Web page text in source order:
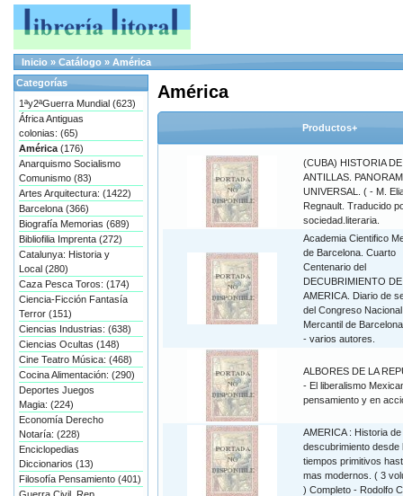
Inicio » Catálogo » América
América
Productos+
(CUBA) HISTORIA
ANTILLAS.
UNIVERSAL. ( - M.
Regnault. Traducido
sociedad.literaria.
Academia Cientifico
de Barcelona. Cuarto
Centenario del
DECUBRIMIENTO DE
AMERICA. Diario de
del Congreso Nacional
Mercantil de
- varios autores.
ALBORES DE LA
- El liberalismo
pensamiento y en
AMERICA : Historia
descubrimiento desde
tiempos primitivos
mas modernos. ( 3
) Completo - Rodolfo
Categorías
1ªy2ªGuerra Mundial (623)
África Antiguas
colonias: (65)
América (176)
Anarquismo Socialismo
Comunismo (83)
Artes Arquitectura: (1422)
Barcelona (366)
Biografía Memorias (689)
Bibliofilia Imprenta (272)
Catalunya: Historia y
Local (280)
Caza Pesca Toros: (174)
Ciencia-Ficción Fantasía
Terror (151)
Ciencias Industrias: (638)
Ciencias Ocultas (148)
Cine Teatro Música: (468)
Cocina Alimentación: (290)
Deportes Juegos
Magia: (224)
Economía Derecho
Notaría: (228)
Enciclopedias
Diccionarios (13)
Filosofía Pensamiento (401)